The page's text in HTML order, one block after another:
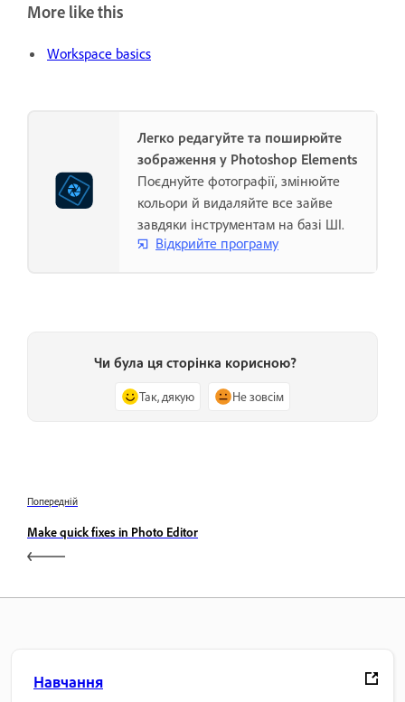
More like this
Workspace basics
Легко редагуйте та поширюйте
зображення у Photoshop Elements
Поєднуйте фотографії, змінюйте
кольори й видаляйте все зайве
завдяки інструментам на базі ШІ.
Відкрийте програму
Чи була ця сторінка корисною?
Так, дякую Не зовсім
Попередній
Make quick fixes in Photo Editor
Навчання